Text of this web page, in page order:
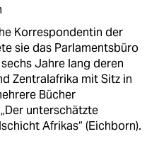
Korrespondentin der
sie das Parlamentsbüro
Jahre lang deren
Zentralafrika mit Sitz in
Bücher
unterschätzte
Afrikas“ (Eichborn).